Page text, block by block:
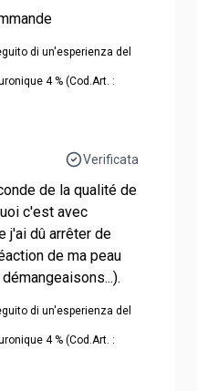
di un'esperienza del
4 % (Cod.Art. :
Verificata
de la qualité de
c'est avec
j'ai dû arrêter de
de ma peau
di un'esperienza del
4 % (Cod.Art. :